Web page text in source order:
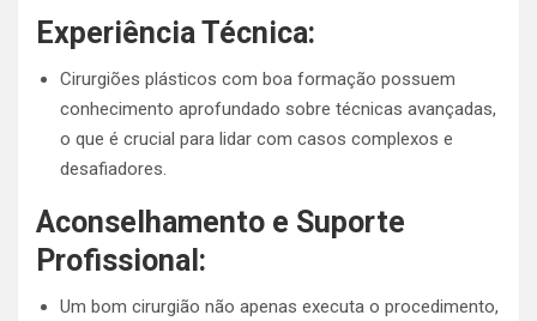
Experiência Técnica:
Cirurgiões plásticos com boa formação possuem
conhecimento aprofundado sobre técnicas avançadas,
o que é crucial para lidar com casos complexos e
desafiadores.
Aconselhamento e Suporte
Profissional:
Um bom cirurgião não apenas executa o procedimento,